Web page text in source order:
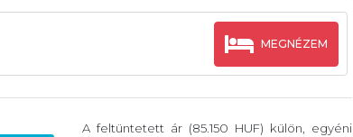
MEGNÉZEM
A feltüntetett ár (85.150 HUF) külön, egyéni